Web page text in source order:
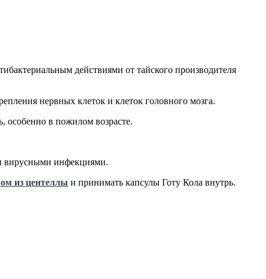
действиями от тайского производителя
нервных клеток и клеток головного мозга.
особенно в пожилом возрасте.
вирусными инфекциями.
из центеллы и принимать капсулы Готу Кола внутрь.